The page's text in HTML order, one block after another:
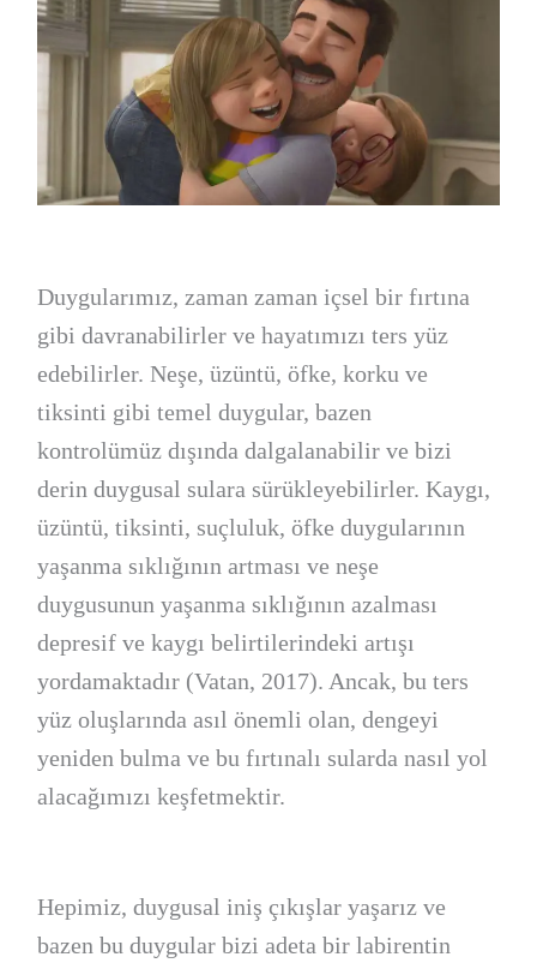
Duygularımız, zaman zaman içsel bir fırtına
gibi davranabilirler ve hayatımızı ters yüz
edebilirler. Neşe, üzüntü, öfke, korku ve
tiksinti gibi temel duygular, bazen
kontrolümüz dışında dalgalanabilir ve bizi
derin duygusal sulara sürükleyebilirler. Kaygı,
üzüntü, tiksinti, suçluluk, öfke duygularının
yaşanma sıklığının artması ve neşe
duygusunun yaşanma sıklığının azalması
depresif ve kaygı belirtilerindeki artışı
yordamaktadır (Vatan, 2017). Ancak, bu ters
yüz oluşlarında asıl önemli olan, dengeyi
yeniden bulma ve bu fırtınalı sularda nasıl yol
alacağımızı keşfetmektir.
Hepimiz, duygusal iniş çıkışlar yaşarız ve
bazen bu duygular bizi adeta bir labirentin